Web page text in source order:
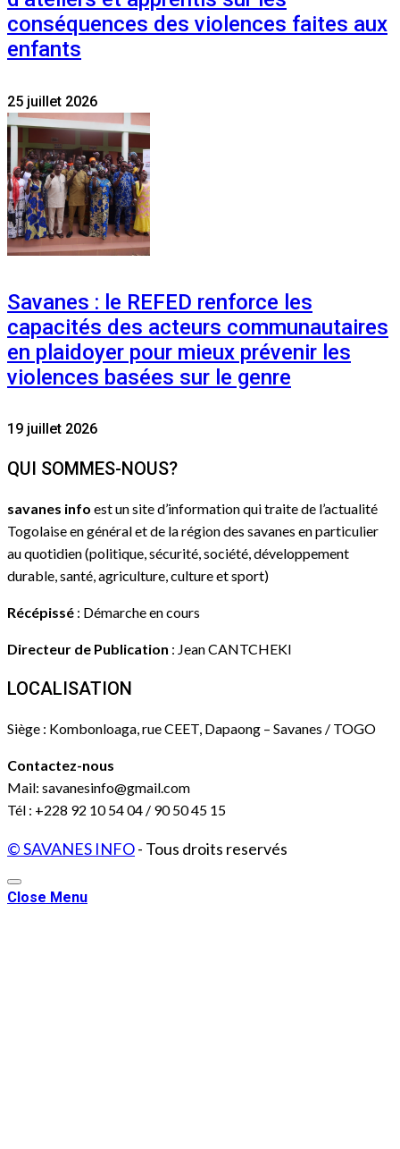
conséquences des violences faites aux
enfants
25 juillet 2026
Savanes : le REFED renforce les
capacités des acteurs communautaires
en plaidoyer pour mieux prévenir les
violences basées sur le genre
19 juillet 2026
QUI SOMMES-NOUS?
savanes info est un site d’information qui traite de l’actualité
Togolaise en général et de la région des savanes en particulier
au quotidien (politique, sécurité, société, développement
durable, santé, agriculture, culture et sport)
Récépissé : Démarche en cours
Directeur de Publication : Jean CANTCHEKI
LOCALISATION
Siège : Kombonloaga, rue CEET, Dapaong – Savanes / TOGO
Contactez-nous
Mail: savanesinfo@gmail.com
Tél : +228 92 10 54 04 / 90 50 45 15
© SAVANES INFO- Tous droits reservés
Close Menu